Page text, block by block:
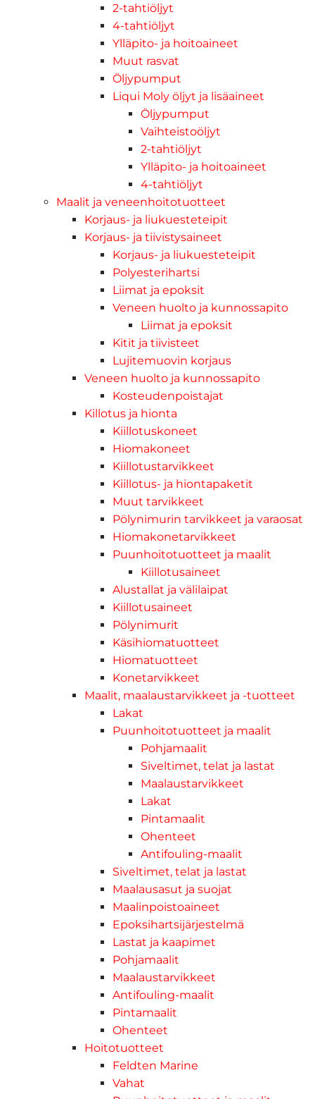
2-tahtiöljyt
4-tahtiöljyt
Ylläpito- ja hoitoaineet
Muut rasvat
Öljypumput
Liqui Moly öljyt ja lisäaineet
Öljypumput
Vaihteistoöljyt
2-tahtiöljyt
Ylläpito- ja hoitoaineet
4-tahtiöljyt
Maalit ja veneenhoitotuotteet
Korjaus- ja liukuesteteipit
Korjaus- ja tiivistysaineet
Korjaus- ja liukuesteteipit
Polyesterihartsi
Liimat ja epoksit
Veneen huolto ja kunnossapito
Liimat ja epoksit
Kitit ja tiivisteet
Lujitemuovin korjaus
Veneen huolto ja kunnossapito
Kosteudenpoistajat
Killotus ja hionta
Kiillotuskoneet
Hiomakoneet
Kiillotustarvikkeet
Kiillotus- ja hiontapaketit
Muut tarvikkeet
Pölynimurin tarvikkeet ja varaosat
Hiomakonetarvikkeet
Puunhoitotuotteet ja maalit
Kiillotusaineet
Alustallat ja välilaipat
Kiillotusaineet
Pölynimurit
Käsihiomatuotteet
Hiomatuotteet
Konetarvikkeet
Maalit, maalaustarvikkeet ja -tuotteet
Lakat
Puunhoitotuotteet ja maalit
Pohjamaalit
Siveltimet, telat ja lastat
Maalaustarvikkeet
Lakat
Pintamaalit
Ohenteet
Antifouling-maalit
Siveltimet, telat ja lastat
Maalausasut ja suojat
Maalinpoistoaineet
Epoksihartsijärjestelmä
Lastat ja kaapimet
Pohjamaalit
Maalaustarvikkeet
Antifouling-maalit
Pintamaalit
Ohenteet
Hoitotuotteet
Feldten Marine
Vahat